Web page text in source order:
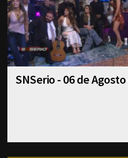
SNSerio - 06 de